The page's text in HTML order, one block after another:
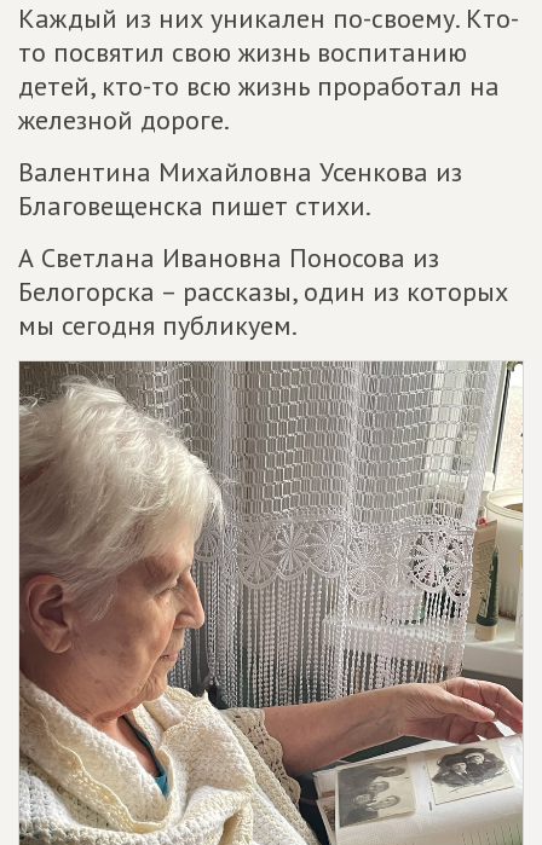
Каждый из них уникален по-своему. Кто-
то посвятил свою жизнь воспитанию
детей, кто-то всю жизнь проработал на
железной дороге.
Валентина Михайловна Усенкова из
Благовещенска пишет стихи.
А Светлана Ивановна Поносова из
Белогорска – рассказы, один из которых
мы сегодня публикуем.